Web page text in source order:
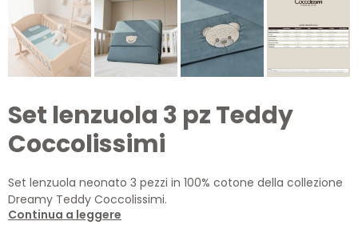
Set lenzuola 3 pz Teddy
Coccolissimi
Set lenzuola neonato 3 pezzi in 100% cotone della collezione
Dreamy Teddy Coccolissimi.
Include lenzuolo sopra ricamato, sotto con angoli e federa
Continua a leggere